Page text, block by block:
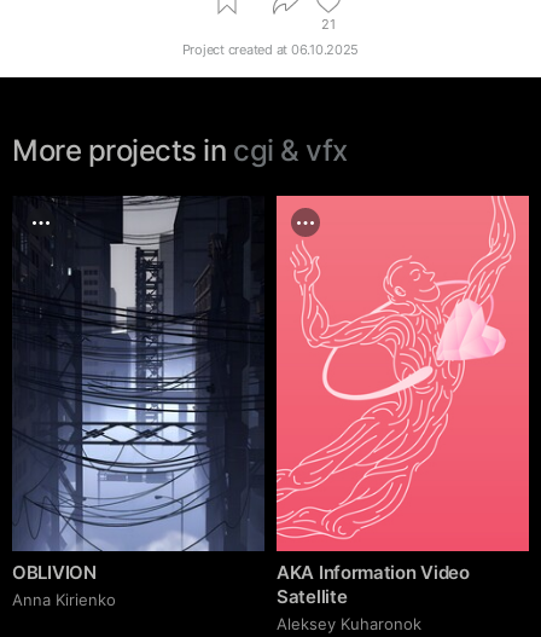
21
Project created at 06.10.2025
More projects in cgi & vfx
OBLIVION
Anna Kirienko
AKA Information Video
Satellite
Aleksey Kuharonok